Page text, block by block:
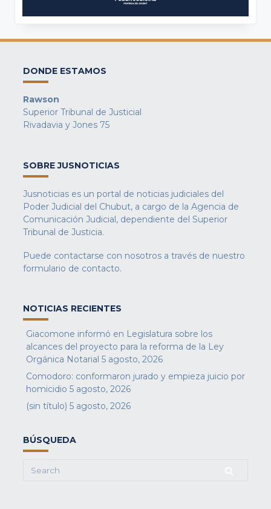
DONDE ESTAMOS
Rawson
Superior Tribunal de Justicial
Rivadavia y Jones 75
SOBRE JUSNOTICIAS
Jusnoticias es un portal de noticias judiciales del
Poder Judicial del Chubut, a cargo de la Agencia de
Comunicación Judicial, dependiente del Superior
Tribunal de Justicia.
Puede contactarse con nosotros a través de nuestro
formulario de contacto.
NOTICIAS RECIENTES
Giacomone informó en Legislatura sobre los
alcances del proyecto para la reforma de la Ley
Orgánica Notarial 5 agosto, 2026
Comodoro: conformaron jurado y empieza juicio por
homicidio 5 agosto, 2026
(sin título) 5 agosto, 2026
BÚSQUEDA
Search